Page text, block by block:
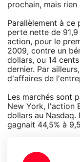
prochain, mais
Parallèlement à ce
perte nette de
action, pour le
2009, contre un
dollars, ou 14
dernier. Par
d'affaires de
Les marchés sont
New York, l'action
dollars au Nasdaq.
gagnait 44,5% à